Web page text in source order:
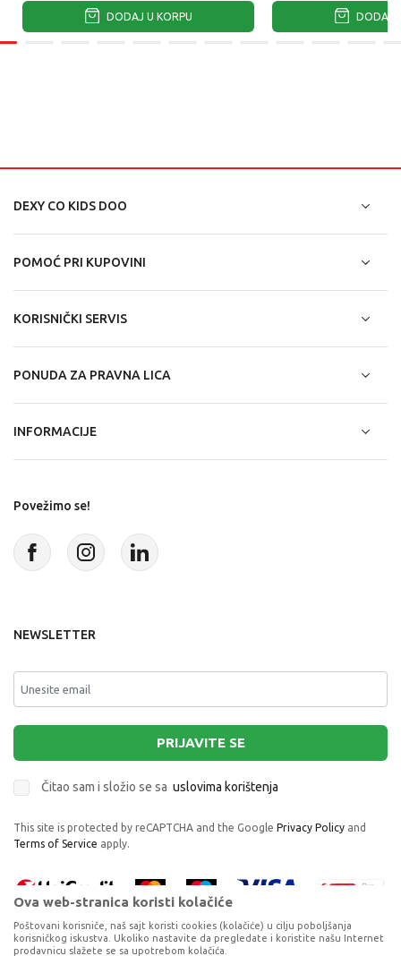
DODAJ U KORPU DODAJ
DEXY CO KIDS DOO
POMOĆ PRI KUPOVINI
KORISNIČKI SERVIS
PONUDA ZA PRAVNA LICA
INFORMACIJE
Povežimo se!
NEWSLETTER
PRIJAVITE SE
Čitao sam i složio se sa uslovima korištenja
This site is protected by reCAPTCHA and the Google Privacy Policy and
Terms of Service apply.
Ova web-stranica koristi kolačiće
Poštovani korisniče, naš sajt koristi cookies (kolačiće) u cilju poboljšanja
korisničkog iskustva. Ukoliko nastavite da pregledate i koristite našu Internet
prodavnicu slažete se sa upotrebom kolačića.